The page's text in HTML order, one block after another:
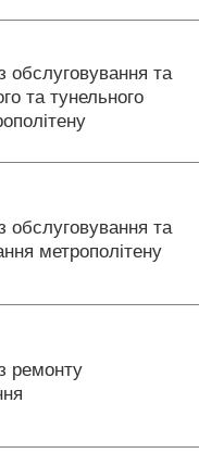
обслуговування та
та тунельного
обслуговування та
метрополітену
ремонту